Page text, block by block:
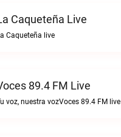
Caqueteña Live
Caqueteña live
89.4 FM Live
voz, nuestra vozVoces 89.4 FM live